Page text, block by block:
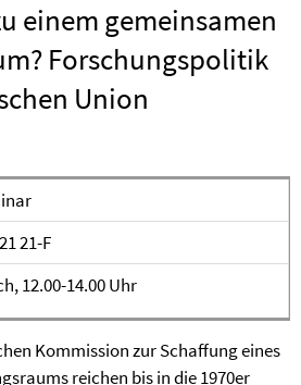
einem gemeinsamen
Forschungspolitik
Union
21-F
12.00-14.00 Uhr
Kommission zur Schaffung eines
reichen bis in die 1970er